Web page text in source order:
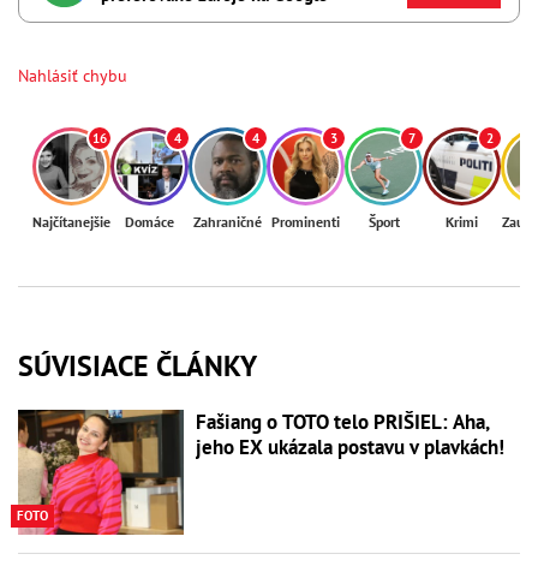
Nahlásiť chybu
16
Najčítanejšie
4
Domáce
4
Zahraničné
3
Prominenti
7
Šport
2
Krimi
SÚVISIACE ČLÁNKY
FOTO
Fašiang o TOTO telo PRIŠIEL: Aha,
jeho EX ukázala postavu v plavkách!